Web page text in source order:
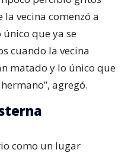
vecina comenzó a
que ya se
cuando la vecina
matado y lo único que
agregó.
como un lugar